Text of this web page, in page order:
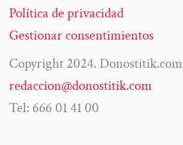
Política de privacidad
Gestionar consentimientos
Copyright 2024. Donostitik.com
redaccion@donostitik.com
Tel: 666 01 41 00